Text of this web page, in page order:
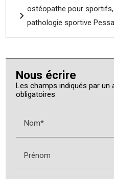
ostéopathe pour
pathologie sportive
Nous écrire
Les champs indiqués par
obligatoires
Nom*
Prénom